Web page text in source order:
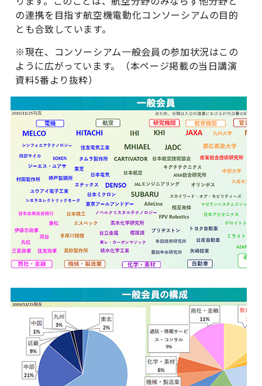
の連携を目指す航空機電動化コンソーシアムの目的
とも合致しています。
※現在、コンソーシアム一般会員の参加状況はこの
ように広がっています。（本ページ掲載の当日講演
資料5番より抜粋）